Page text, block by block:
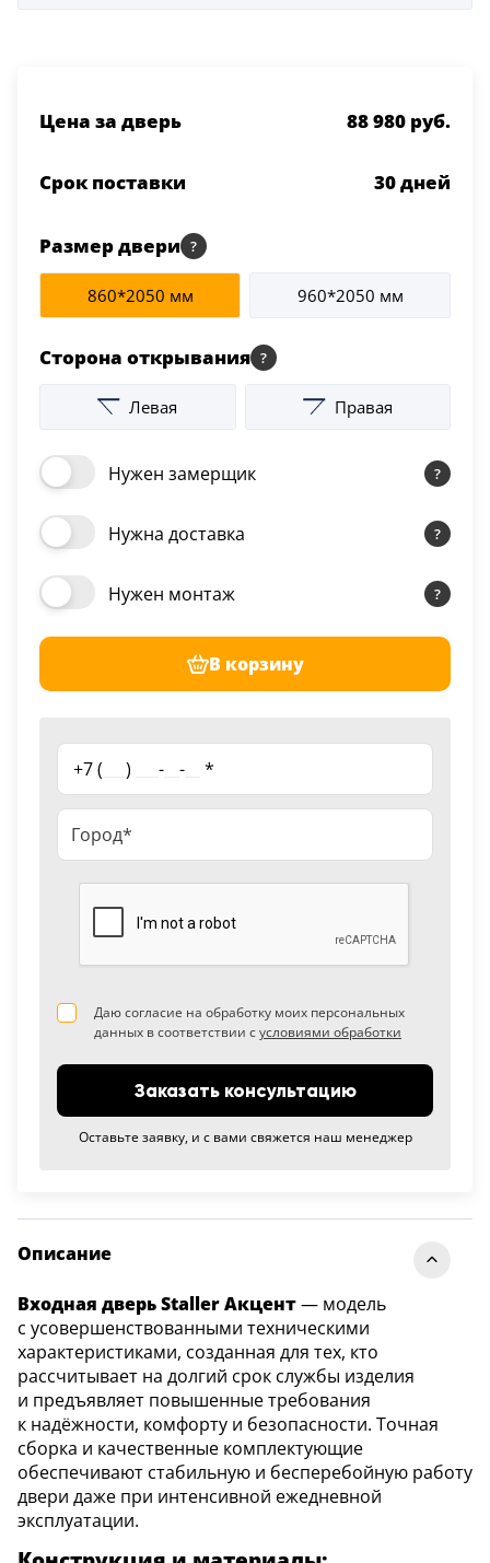
Цена за дверь 88 980 руб.
Срок поставки 30дней
Размер двери
860*2050 мм 960*2050 мм
Сторона открывания
Левая Правая
Нужен замерщик
Нужна доставка
Нужен монтаж
В корзину
+7 ( ) - - *
Даю согласие на обработку моих персональных
данных в соответствии сусловиями обработки
Заказать консультацию
Оставьте заявку, и с вами свяжется наш менеджер
Описание
Входная дверь Staller Акцент— модель
с усовершенствованными техническими
характеристиками, созданная для тех, кто
рассчитывает на долгий срок службы изделия
и предъявляет повышенные требования
к надёжности, комфорту и безопасности. Точная
сборка и качественные комплектующие
обеспечивают стабильную и бесперебойную работу
двери даже при интенсивной ежедневной
эксплуатации.